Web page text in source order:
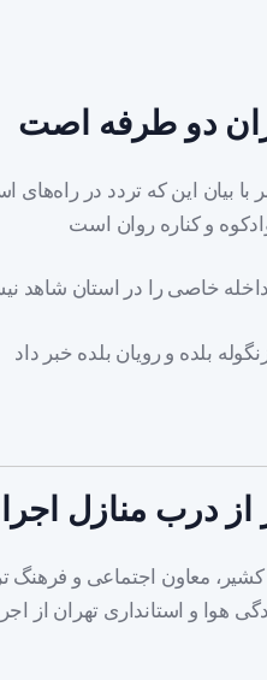
دو طرفه اصت
بیان این که تردد در راه‌های
از درب منازل
معاون اجتماعی و فرهنگ
هوا و استانداری تهران از